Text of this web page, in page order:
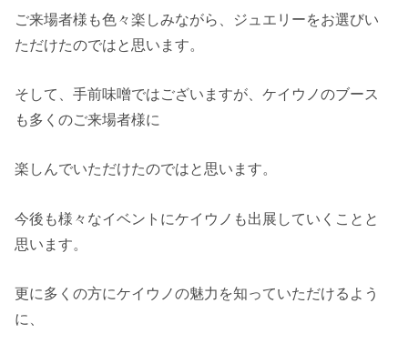
ご来場者様も色々楽しみながら、ジュエリーをお選びい
ただけたのではと思います。
そして、手前味噌ではございますが、ケイウノのブース
も多くのご来場者様に
楽しんでいただけたのではと思います。
今後も様々なイベントにケイウノも出展していくことと
思います。
更に多くの方にケイウノの魅力を知っていただけるよう
に、